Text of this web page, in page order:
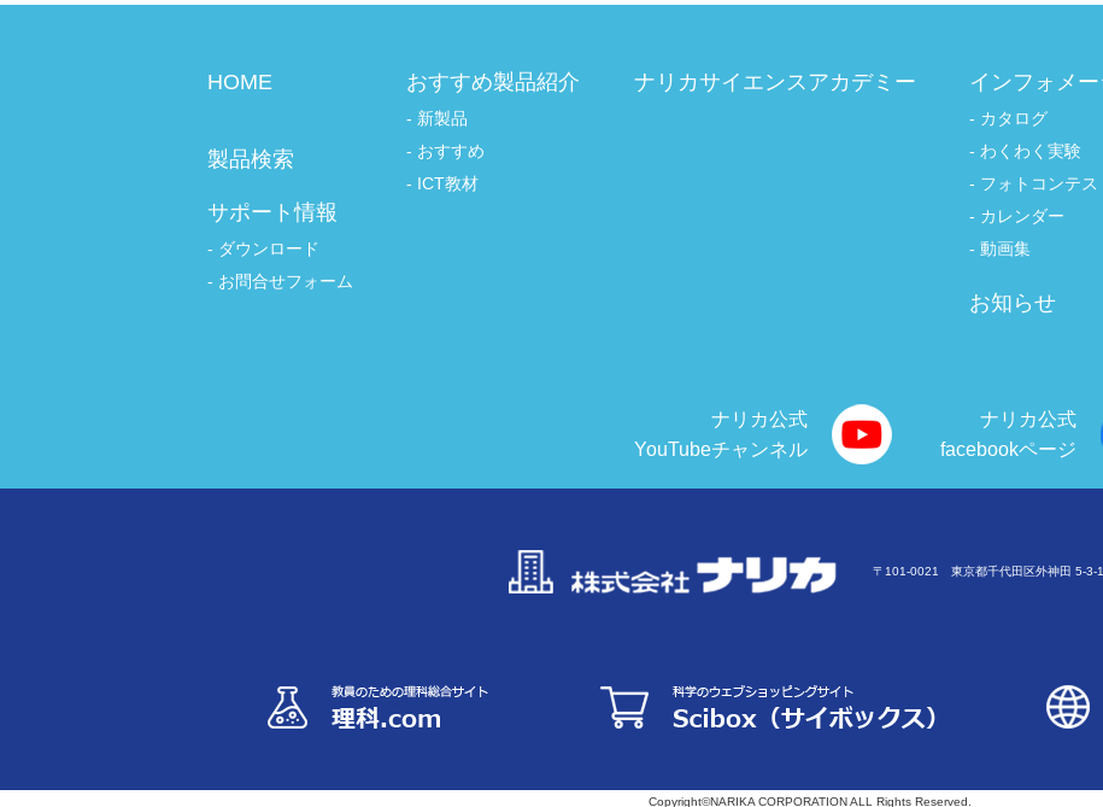
HOME
製品検索
サポート情報
ダウンロード
お問合せフォーム
おすすめ製品紹介
新製品
おすすめ
ICT教材
ナリカサイエンスアカデミー インフォメ
カタログ
わくわく実験
フォトコンテス
カレンダー
動画集
お知らせ
ナリカ公式
YouTubeチャンネル
ナリカ公式
facebookページ
〒101-0021 東京都千代田区外神田 5-3-
Copyright©NARIKA CORPORATION ALL Rights Reserved.